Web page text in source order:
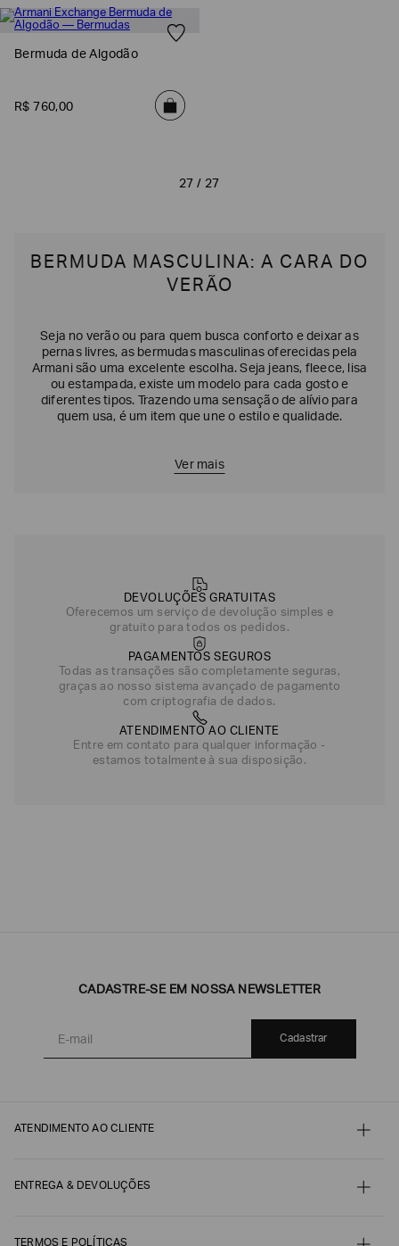
Bermuda de Algodão
R$ 760,00
27 / 27
BERMUDA MASCULINA: A CARA DO
VERÃO
Seja no verão ou para quem busca conforto e deixar as
pernas livres, as bermudas masculinas oferecidas pela
Armani são uma excelente escolha. Seja jeans, fleece, lisa
ou estampada, existe um modelo para cada gosto e
diferentes tipos. Trazendo uma sensação de alívio para
quem usa, é um item que une o estilo e qualidade.
Ver mais
DEVOLUÇÕES GRATUITAS
Oferecemos um serviço de devolução simples e
gratuito para todos os pedidos.
PAGAMENTOS SEGUROS
Todas as transações são completamente seguras,
graças ao nosso sistema avançado de pagamento
com criptografia de dados.
ATENDIMENTO AO CLIENTE
Entre em contato para qualquer informação -
estamos totalmente à sua disposição.
CADASTRE-SE EM NOSSA NEWSLETTER
Cadastrar
ATENDIMENTO AO CLIENTE
Minha conta
ENTREGA & DEVOLUÇÕES
Devoluções, Trocas e Reembolsos
TERMOS E POLÍTICAS